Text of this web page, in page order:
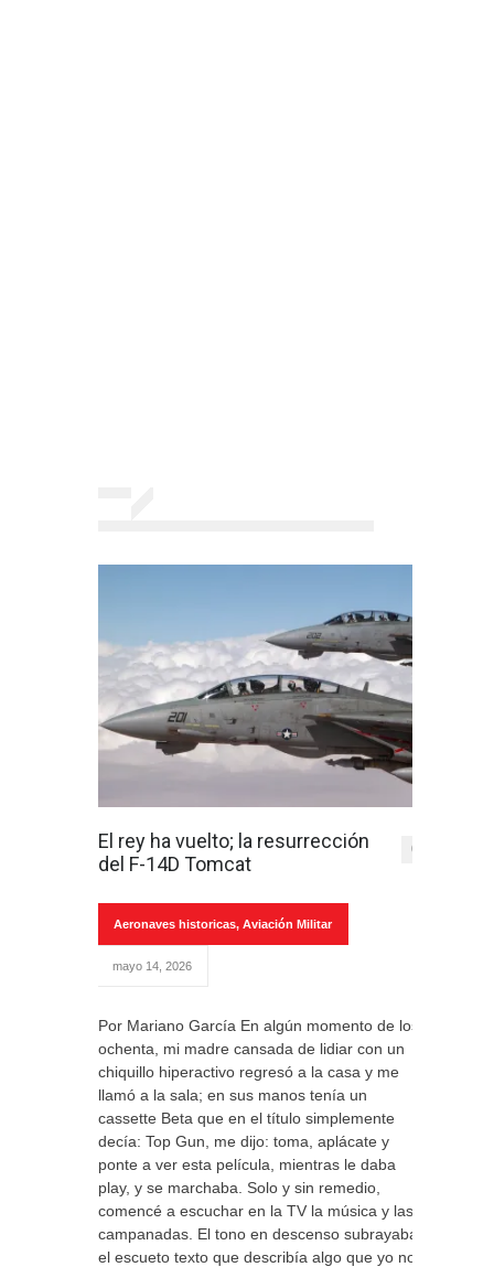
El rey ha vuelto; la resurrección
del F-14D Tomcat
0
Aeronaves historicas, Aviación Militar
mayo 14, 2026
Por Mariano García En algún momento de los
ochenta, mi madre cansada de lidiar con un
chiquillo hiperactivo regresó a la casa y me
llamó a la sala; en sus manos tenía un
cassette Beta que en el título simplemente
decía: Top Gun, me dijo: toma, aplácate y
ponte a ver esta película, mientras le daba
play, y se marchaba. Solo y sin remedio,
comencé a escuchar en la TV la música y las
campanadas. El tono en descenso subrayaba
el escueto texto que describía algo que yo no